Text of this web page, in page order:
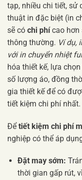
tạp, nhiều chi tiết, sử
thuật in đặc biệt (in
sẽ có chi phícao hơn
thông thường. Ví dụ,
với in chuyển nhiệt
hóa thiết kế, lựa
số lượng áo, đồng
gia thiết kế để có
tiết kiệm chi phí nhất.
Đểtiết kiệm chi phí
nghiệp có thể áp
Đặt may sớm:
thời gian gấp rút,